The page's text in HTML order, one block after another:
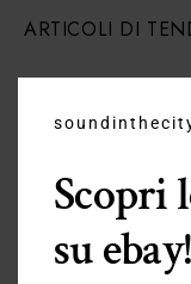
ARTICOLI DI
Scopri
su ebay!